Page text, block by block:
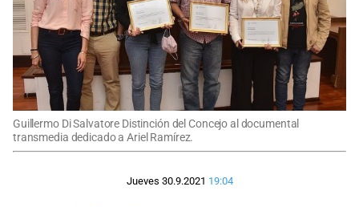
Guillermo Di Salvatore Distinción del Concejo al documental
transmedia dedicado a Ariel Ramírez.
Jueves 30.9.2021 19:04